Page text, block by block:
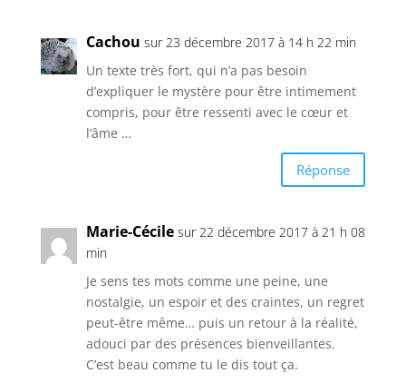
Cachou sur 23 décembre 2017 à 14 h 22 min
Un texte très fort, qui n’a pas besoin
d’expliquer le mystère pour être intimement
compris, pour être ressenti avec le cœur et
l’âme …
Réponse
Marie-Cécile sur 22 décembre 2017 à 21 h 08
min
Je sens tes mots comme une peine, une
nostalgie, un espoir et des craintes, un regret
peut-être même… puis un retour à la réalité,
adouci par des présences bienveillantes.
C’est beau comme tu le dis tout ça.